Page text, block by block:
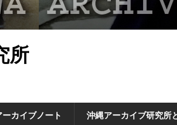
所
ーカイブノート 沖縄アーカイブ研究所